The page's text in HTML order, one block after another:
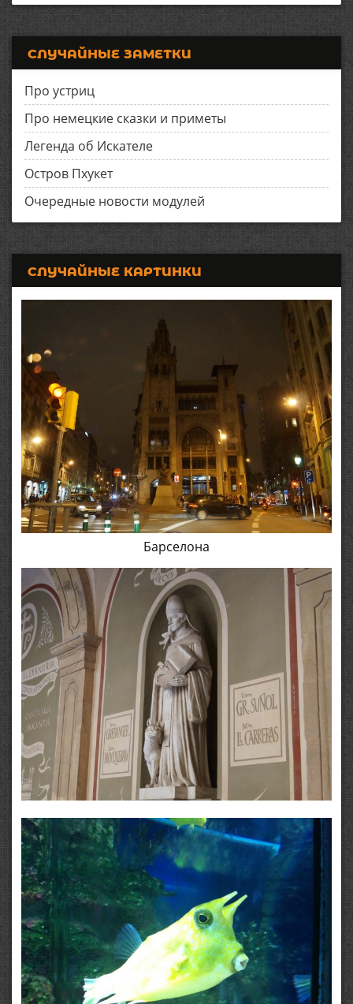
СЛУЧАЙНЫЕ ЗАМЕТКИ
Про устриц
Про немецкие сказки и приметы
Легенда об Искателе
Остров Пхукет
Очередные новости модулей
СЛУЧАЙНЫЕ КАРТИНКИ
Барселона